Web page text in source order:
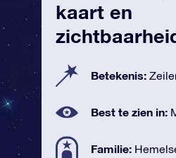
kaart en
Betekenis:
Best te zien in:
Familie: